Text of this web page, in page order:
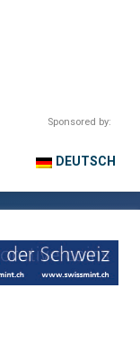
Sponsored by:
DEUTSCH